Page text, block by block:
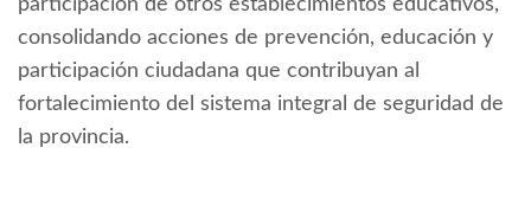
participación de otros establecimientos educativos,
consolidando acciones de prevención, educación y
participación ciudadana que contribuyan al
fortalecimiento del sistema integral de seguridad de
la provincia.